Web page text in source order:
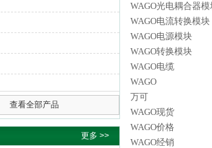
查看全部产品
更多 >>
WAGO光电耦合器模
WAGO电流转换模块
WAGO电源模块
WAGO转换模块
WAGO电缆
WAGO
万可
WAGO现货
WAGO价格
WAGO经销